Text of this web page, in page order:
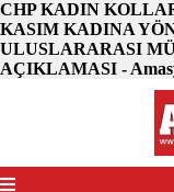
CHP KADIN
KASIM KADINA
ULUSLARARASI
AÇIKLAMASI -